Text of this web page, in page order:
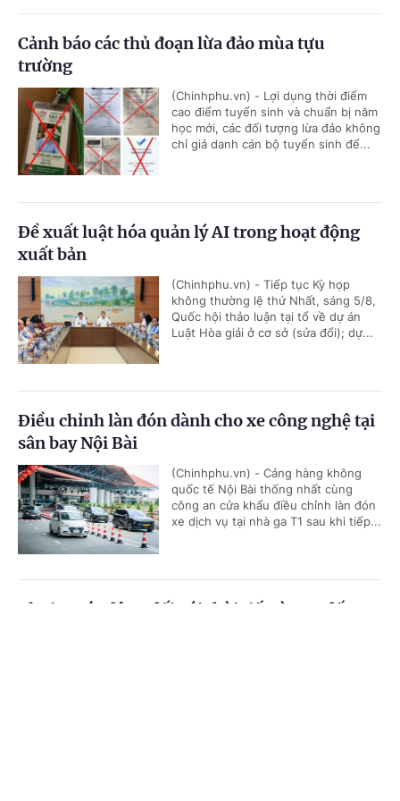
Cảnh báo các thủ đoạn lừa đảo mùa tựu
trường
(Chinhphu.vn) - Lợi dụng thời điểm
cao điểm tuyển sinh và chuẩn bị năm
học mới, các đối tượng lừa đảo không
chỉ giả danh cán bộ tuyển sinh để...
Đề xuất luật hóa quản lý AI trong hoạt động
xuất bản
(Chinhphu.vn) - Tiếp tục Kỳ họp
không thường lệ thứ Nhất, sáng 5/8,
Quốc hội thảo luận tại tổ về dự án
Luật Hòa giải ở cơ sở (sửa đổi); dự...
Điều chỉnh làn đón dành cho xe công nghệ tại
sân bay Nội Bài
(Chinhphu.vn) - Cảng hàng không
quốc tế Nội Bài thống nhất cùng
công an cửa khẩu điều chỉnh làn đón
xe dịch vụ tại nhà ga T1 sau khi tiếp...
El Nino tác động đối với thời tiết từ nay đến